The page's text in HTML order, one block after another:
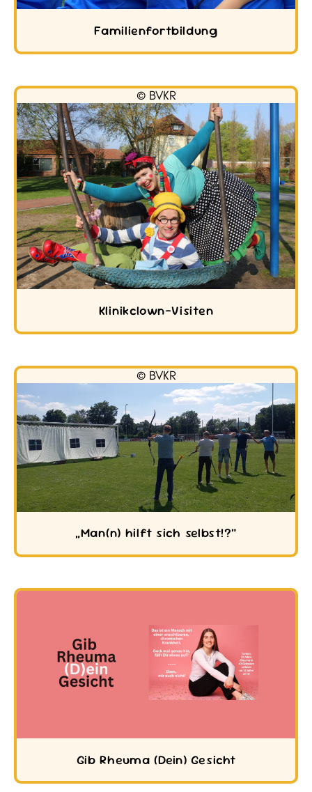
Familienfortbildung
Klinikclown-Visiten
© BVKR
„Man(n) hilft sich selbst!?“
© BVKR
Gib Rheuma (Dein) Gesicht